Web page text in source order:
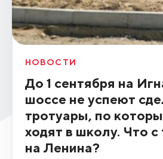
НОВОСТИ
До 1 сентября на
шоссе не успеют
тротуары, по
ходят в школу. Что с
на Ленина?